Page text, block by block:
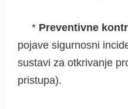
* Preventivne
pojave sigurnosni
sustavi za otkrivanje
pristupa).